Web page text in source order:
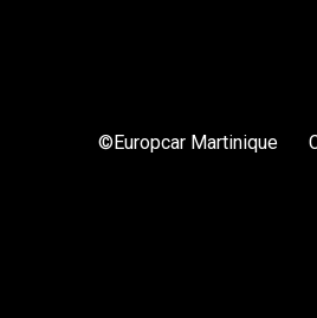
©Europcar Martinique